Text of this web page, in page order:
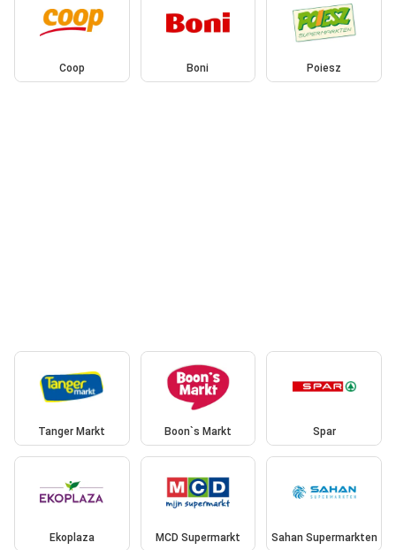
Coop Boni Poiesz
Tanger Markt Boon`s Markt Spar
Ekoplaza MCD Supermarkt Sahan Supermarkten